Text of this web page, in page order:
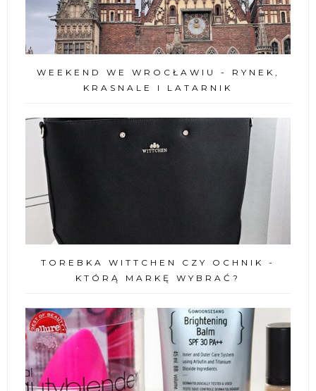
WEEKEND WE WROCŁAWIU - RYNEK,
KRASNALE I LATARNIK
TOREBKA WITTCHEN CZY OCHNIK -
KTÓRĄ MARKĘ WYBRAĆ?